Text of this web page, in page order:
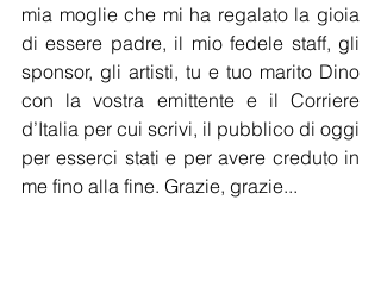
mia moglie che mi ha regalato la gioia
di essere padre, il mio fedele staff, gli
sponsor, gli artisti, tu e tuo marito Dino
con la vostra emittente e il Corriere
d’Italia per cui scrivi, il pubblico di oggi
per esserci stati e per avere creduto in
me fino alla fine. Grazie, grazie...